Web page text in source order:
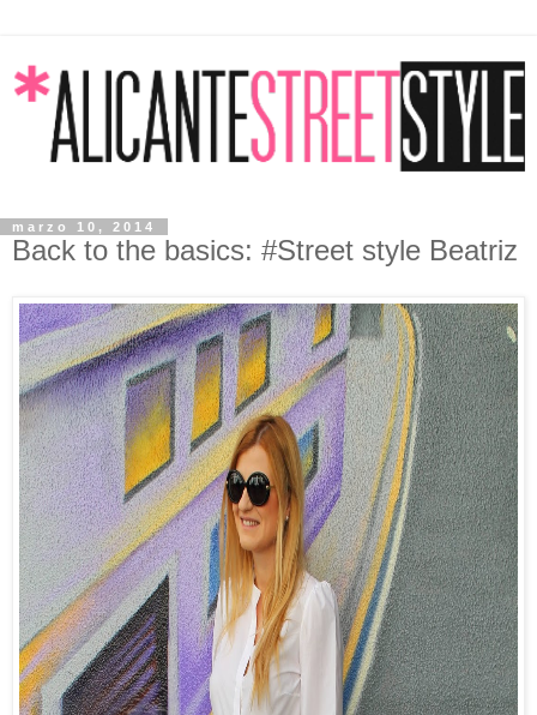
marzo 10, 2014
Back to the basics: #Street style Beatriz